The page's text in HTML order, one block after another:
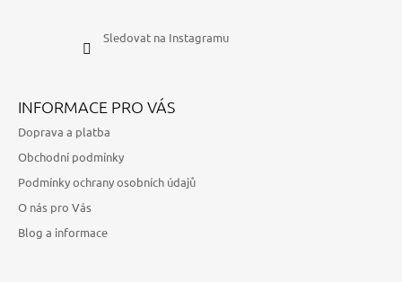
Sledovat na Instagramu
INFORMACE PRO VÁS
Doprava a platba
Obchodní podmínky
Podmínky ochrany osobních údajů
O nás pro Vás
Blog a informace